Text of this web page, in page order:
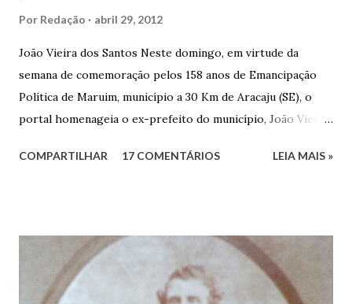
Por Redação abril 29, 2012
João Vieira dos Santos Neste domingo, em virtude da
semana de comemoração pelos 158 anos de Emancipação
Política de Maruim, município a 30 Km de Aracaju (SE), o
portal homenageia o ex-prefeito do município, João Vieira
Vieira dos Santos e Arlinda Barroso dos Santos, nasceu em
infância pobre, João Vieira não pôde se dedicar aos
estudos, e então passou a colocar o trabalho em primeiro
plano para auxiliar na renda familiar. No comércio foi
COMPARTILHAR 17 COMENTÁRIOS LEIA MAIS »